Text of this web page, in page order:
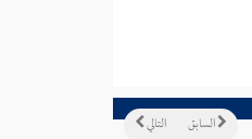
التالي السابق